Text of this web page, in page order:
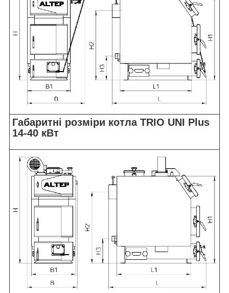
Габаритні розміри котла TRIO UNI Plus
14-40 кВт